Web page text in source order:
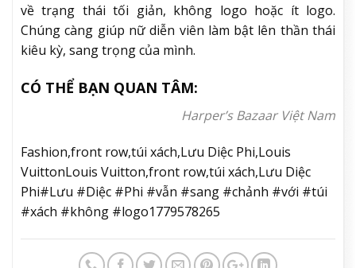
về trạng thái tối giản, không logo hoặc ít logo.
Chúng càng giúp nữ diễn viên làm bật lên thần thái
kiêu kỳ, sang trọng của mình.
CÓ THỂ BẠN QUAN TÂM:
Harper’s Bazaar Việt Nam
Fashion,front row,túi xách,Lưu Diệc Phi,Louis
VuittonLouis Vuitton,front row,túi xách,Lưu Diệc
Phi#Lưu #Diệc #Phi #vẫn #sang #chảnh #với #túi
#xách #không #logo1779578265